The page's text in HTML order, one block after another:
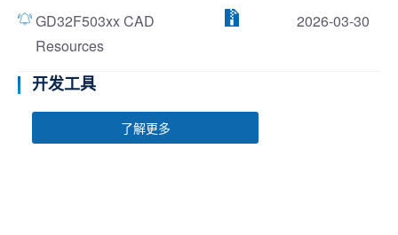
GD32F503xx CAD
Resources
2026-03-30
开发工具
了解更多